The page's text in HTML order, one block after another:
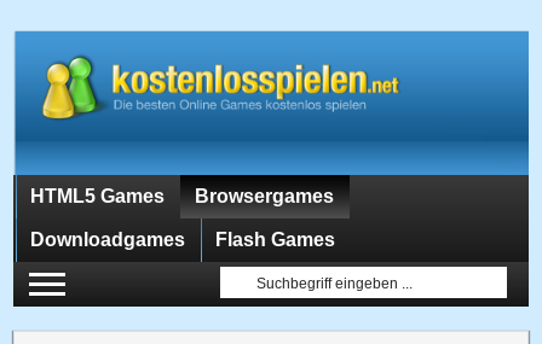
HTML5 Games Browsergames
Downloadgames Flash Games